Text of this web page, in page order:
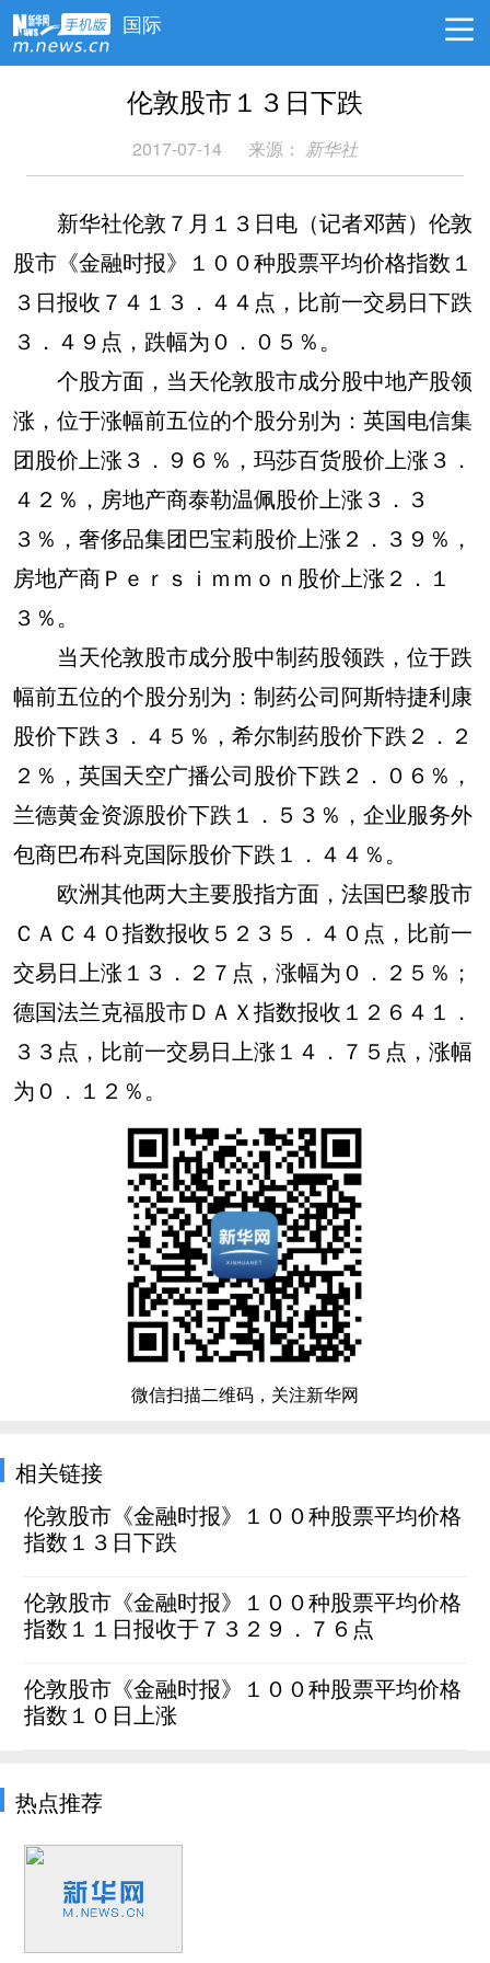
国际
伦敦股市１３日下跌
2017-07-14 来源： 新华社
新华社伦敦７月１３日电（记者邓茜）伦敦
股市《金融时报》１００种股票平均价格指数１
３日报收７４１３．４４点，比前一交易日下跌
３．４９点，跌幅为０．０５％。
个股方面，当天伦敦股市成分股中地产股领
涨，位于涨幅前五位的个股分别为：英国电信集
团股价上涨３．９６％，玛莎百货股价上涨３．
４２％，房地产商泰勒温佩股价上涨３．３
３％，奢侈品集团巴宝莉股价上涨２．３９％，
房地产商Ｐｅｒｓｉｍｍｏｎ股价上涨２．１
３％。
当天伦敦股市成分股中制药股领跌，位于跌
幅前五位的个股分别为：制药公司阿斯特捷利康
股价下跌３．４５％，希尔制药股价下跌２．２
２％，英国天空广播公司股价下跌２．０６％，
兰德黄金资源股价下跌１．５３％，企业服务外
包商巴布科克国际股价下跌１．４４％。
欧洲其他两大主要股指方面，法国巴黎股市
ＣＡＣ４０指数报收５２３５．４０点，比前一
交易日上涨１３．２７点，涨幅为０．２５％；
德国法兰克福股市ＤＡＸ指数报收１２６４１．
３３点，比前一交易日上涨１４．７５点，涨幅
为０．１２％。
微信扫描二维码，关注新华网
相关链接
伦敦股市《金融时报》１００种股票平均价格
指数１３日下跌
伦敦股市《金融时报》１００种股票平均价格
指数１１日报收于７３２９．７６点
伦敦股市《金融时报》１００种股票平均价格
指数１０日上涨
热点推荐